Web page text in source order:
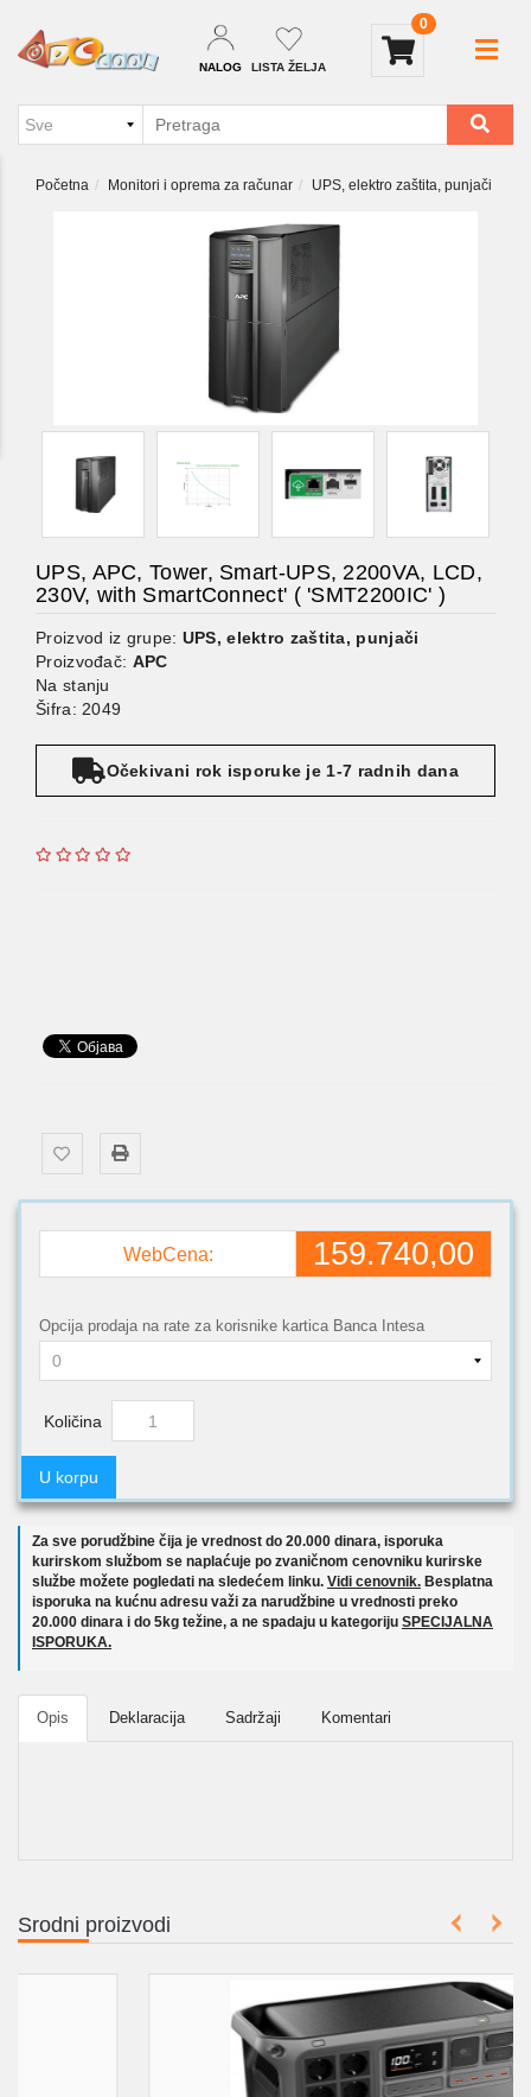
NALOG LISTA ŽELJA
0
Početna Monitori i oprema za računar UPS, elektro zaštita, punjači
UPS, APC, Tower, Smart-UPS, 2200VA, LCD,
230V, with SmartConnect' ( 'SMT2200IC' )
Proizvod iz grupe: UPS, elektro zaštita, punjači
Proizvođač: APC
Na stanju
Šifra: 2049
Očekivani rok isporuke je 1-7 radnih dana
WebCena: 159.740,00
Opcija prodaja na rate za korisnike kartica Banca Intesa
Količina
U korpu
Za sve porudžbine čija je vrednost do 20.000 dinara, isporuka
kurirskom službom se naplaćuje po zvaničnom cenovniku kurirske
službe možete pogledati na sledećem linku. Vidi cenovnik. Besplatna
isporuka na kućnu adresu važi za narudžbine u vrednosti preko
20.000 dinara i do 5kg težine, a ne spadaju u kategoriju SPECIJALNA
ISPORUKA.
Opis Deklaracija Sadržaji Komentari
Srodni proizvodi